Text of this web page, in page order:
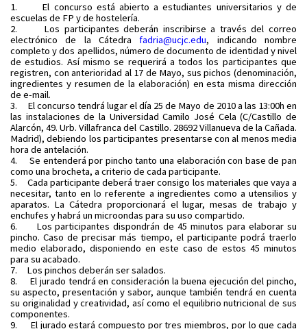
1.
El concurso está abierto a estudiantes universitarios y de
escuelas de FP y de hostelería.
2.
Los participantes deberán inscribirse a través del correo
electrónico de la Cátedrafadria@ucjc.edu, indicando nombre
completo y dos apellidos, número de documento de identidad y nivel
de estudios. Así mismo se requerirá a todos los participantes que
registren, con anterioridad al 17 de Mayo, sus pichos (denominación,
ingredientes y resumen de la elaboración) en esta misma dirección
de e-mail.
3.
El concurso tendrá lugar el día 25 de Mayo de 2010 a las 13:00h en
las instalaciones de la Universidad Camilo José Cela (C/Castillo de
Alarcón, 49. Urb. Villafranca del Castillo. 28692 Villanueva de la Cañada.
Madrid), debiendo los participantes presentarse con al menos media
hora de antelación.
4.
Se entenderá por pincho tanto una elaboración con base de pan
como una brocheta, a criterio de cada participante.
5.
Cada participante deberá traer consigo los materiales que vaya a
necesitar, tanto en lo referente a ingredientes como a utensilios y
aparatos. La Cátedra proporcionará el lugar, mesas de trabajo y
enchufes y habrá un microondas para su uso compartido.
6.
Los participantes dispondrán de 45 minutos para elaborar su
pincho. Caso de precisar más tiempo, el participante podrá traerlo
medio elaborado, disponiendo en este caso de estos 45 minutos
para su acabado.
7.
Los pinchos deberán ser salados.
8.
El jurado tendrá en consideración la buena ejecución del pincho,
su aspecto, presentación y sabor, aunque también tendrá en cuenta
su originalidad y creatividad, así como el equilibrio nutricional de sus
componentes.
9.
El jurado estará compuesto por tres miembros, por lo que cada